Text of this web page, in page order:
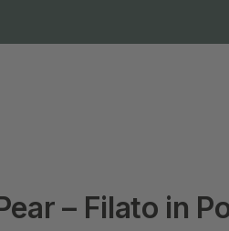
– Filato in